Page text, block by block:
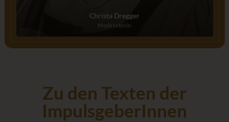
Christa Dregger
Moderatorin
Zu den Texten der
ImpulsgeberInnen